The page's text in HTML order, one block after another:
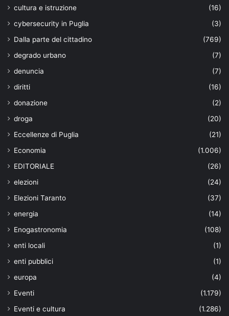
cultura e istruzione
(16)
cybersecurity in Puglia
(3)
Dalla parte del cittadino
(769)
degrado urbano
(7)
denuncia
(7)
diritti
(16)
donazione
(2)
droga
(20)
Eccellenze di Puglia
(21)
Economia
(1.006)
EDITORIALE
(26)
elezioni
(24)
Elezioni Taranto
(37)
energia
(14)
Enogastronomia
(108)
enti locali
(1)
enti pubblici
(1)
europa
(4)
Eventi
(1.179)
Eventi e cultura
(1.286)